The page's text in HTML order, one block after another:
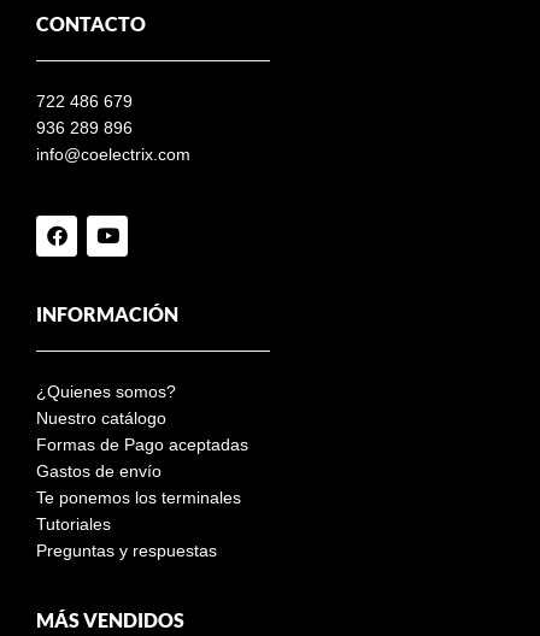
CONTACTO
722 486 679
936 289 896
info@coelectrix.com
INFORMACIÓN
¿Quienes somos?
Nuestro catálogo
Formas de Pago aceptadas
Gastos de envío
Te ponemos los terminales
Tutoriales
Preguntas y respuestas
MÁS VENDIDOS